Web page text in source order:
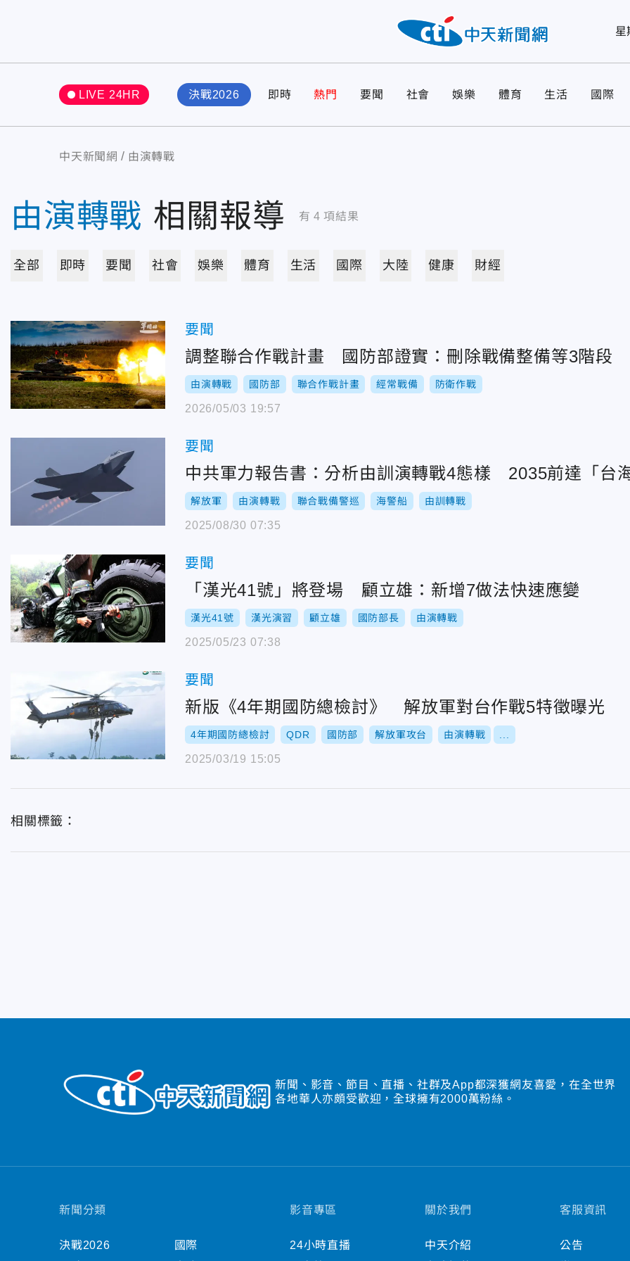
星
LIVE 24HR 決戰2026 即時 熱門 要聞 社會 娛樂 體育 生活 國際
中天新聞網 由演轉戰
由演轉戰 相關報導 有 4 項結果
全部 即時 要聞 社會 娛樂 體育 生活 國際 大陸 健康 財經
要聞
調整聯合作戰計畫 國防部證實：刪除戰備整備等3階段
由演轉戰 國防部 聯合作戰計畫 經常戰備 防衛作戰
2026/05/03 19:57
要聞
中共軍力報告書：分析由訓演轉戰4態樣 2035前達「台海
解放軍 由演轉戰 聯合戰備警巡 海警船 由訓轉戰
2025/08/30 07:35
要聞
「漢光41號」將登場 顧立雄：新增7做法快速應變
漢光41號 漢光演習 顧立雄 國防部長 由演轉戰
2025/05/23 07:38
要聞
新版《4年期國防總檢討》 解放軍對台作戰5特徵曝光
4年期國防總檢討 QDR 國防部 解放軍攻台 由演轉戰
2025/03/19 15:05
相關標籤：
新聞、影音、節目、直播、社群及App都深獲網友喜愛，在全世界
各地華人亦頗受歡迎，全球擁有2000萬粉絲。
新聞分類
決戰2026
國際
影音專區
24小時直播
關於我們
中天介紹
客服資訊
公告